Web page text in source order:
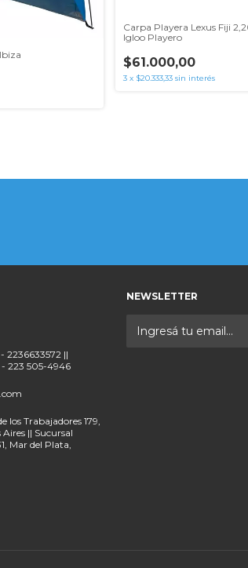
Carpa Playera Lexus Fiji
Igloo Playero
$61.000,00
3 x $20.333,33 sin interés
2236633572 ||
223 505-4946
los Trabajadores 179,
|| Sucursal
Mar del Plata,
NEWSLETTER